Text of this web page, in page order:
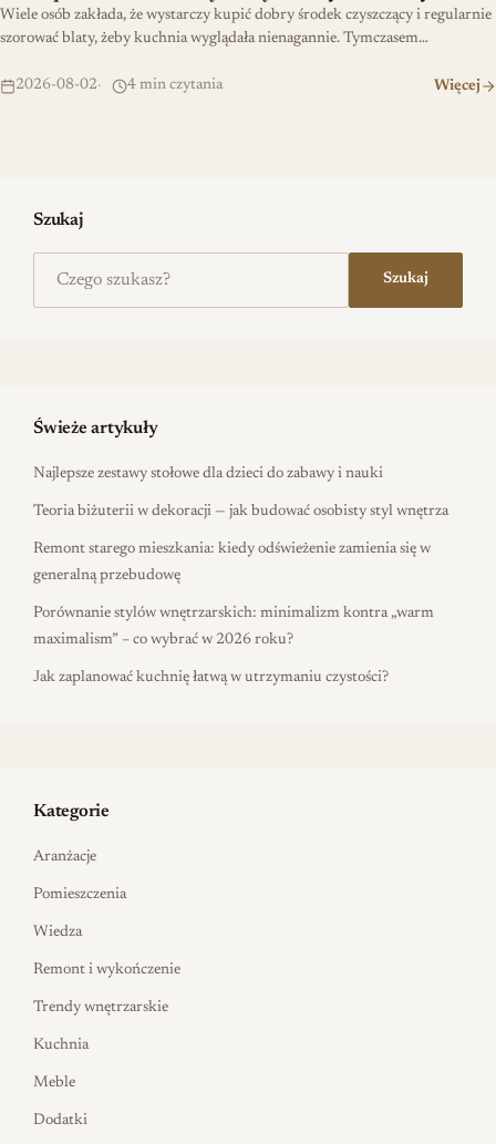
Wiele osób zakłada, że wystarczy kupić dobry środek czyszczący i regularnie
szorować blaty, żeby kuchnia wyglądała nienagannie. Tymczasem…
2026-08-02 4 min czytania Więcej
Szukaj
Szukaj
Świeże artykuły
Najlepsze zestawy stołowe dla dzieci do zabawy i nauki
Teoria biżuterii w dekoracji — jak budować osobisty styl wnętrza
Remont starego mieszkania: kiedy odświeżenie zamienia się w
generalną przebudowę
Porównanie stylów wnętrzarskich: minimalizm kontra „warm
maximalism” – co wybrać w 2026 roku?
Jak zaplanować kuchnię łatwą w utrzymaniu czystości?
Kategorie
Aranżacje
Pomieszczenia
Wiedza
Remont i wykończenie
Trendy wnętrzarskie
Kuchnia
Meble
Dodatki